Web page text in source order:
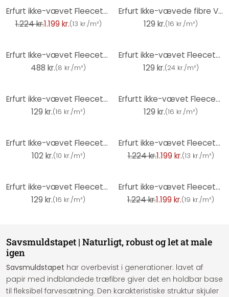
Erfurt ikke-vævet Fleecetapet Karton med 12 ruller - Elegance hvid
1.224 kr.1.199 kr.(13 kr./m²)
Erfurt Ikke-vævede fibre Viva
129 kr.(16 kr./m²)
Erfurt Ikke-vævet Fleecetapet Karton med 6 ruller - Sprint
488 kr.(8 kr./m²)
Erfurt ikke-vævet Fleecetapet - Rustik hvid
129 kr.(24 kr./m²)
Erfurt ikke-vævet Fleecetapet - Elegance hvid
129 kr.(16 kr./m²)
Erfurtt ikke-vævet Fleecetapet - Classico
129 kr.(16 kr./m²)
Erfurt Ikke-vævet Fleecetapet - Sprint
102 kr.(10 kr./m²)
Erfurt ikke-vævet Fleecetapet Karton med 12 ruller - Classico
1.224 kr.1.199 kr.(13 kr./m²)
Erfurt ikke-vævet Fleecetapet - Romantic hvid
129 kr.(16 kr./m²)
Erfurt ikke-vævet Fleecetapet Karton med 12 ruller - Rustik hvid
1.224 kr.1.199 kr.(19 kr./m²)
Savsmuldstapet | Naturligt, robust og let at male
igen
Savsmuldstapet har overbevist i generationer: lavet af
papir med indblandede træfibre giver det en holdbar base
til fleksibel farvesætning. Den karakteristiske struktur skjuler